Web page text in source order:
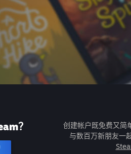
？
创建帐户既免费又简
与数百万新朋友一